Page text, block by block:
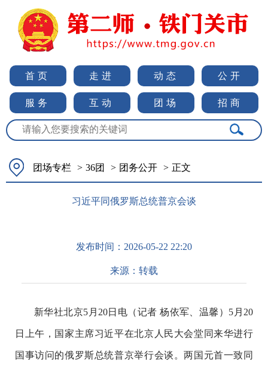
首页 走进 动态 公开
服务 互动 团场 招商
团场专栏 > 36团 > 团务公开 > 正文
习近平同俄罗斯总统普京会谈
发布时间： 2026-05-22 22:20
来源： 转载
新华社北京5 月 20日电（记者 杨依军、温馨） 5 月 20
日上午，国家主席习近平在北京人民大会堂同来华进行
国事访问的俄罗斯总统普京举行会谈。两国元首一致同